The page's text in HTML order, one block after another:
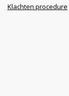
Klachten procedure